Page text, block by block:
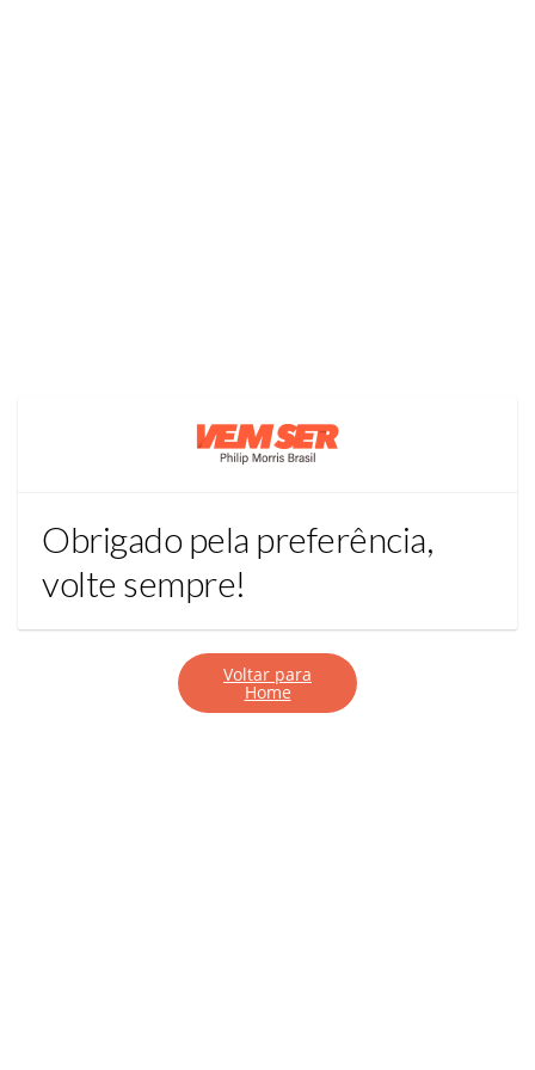
Obrigado pela preferência,
volte sempre!
Voltar para
Home